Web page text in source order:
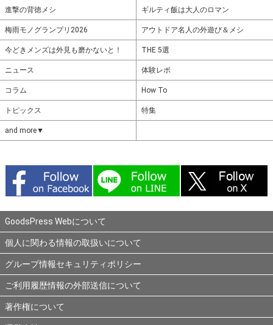
進撃の背徳メシ ギルティ飯は大人のロマン
梅雨モノグランプリ2026 アウトドア名人の外遊び＆メシ
今どきメンズは外見も磨かないと！ THE 5選
ニュース 体験レポ
コラム How To
トピックス 特集
and more▼
GoodsPress Webについて
個人に関わる情報の取扱いについて
グループ情報セキュリティポリシー
ご利用履歴情報の外部送信について
著作権について